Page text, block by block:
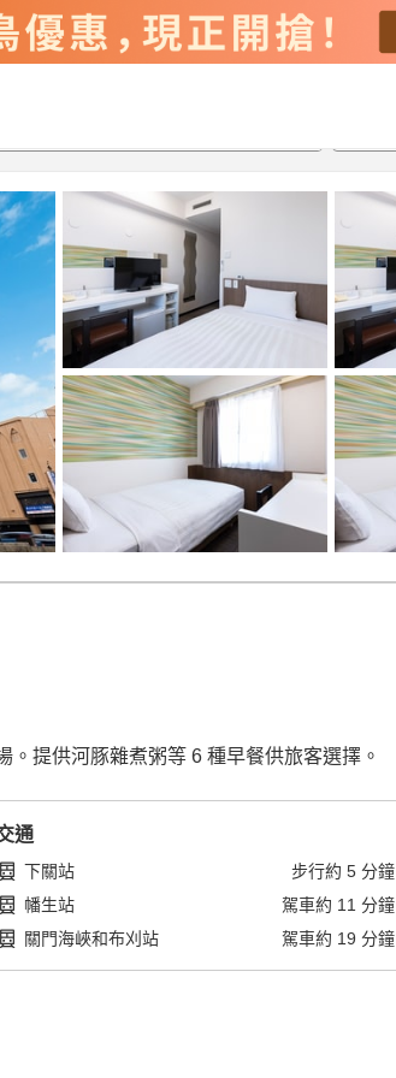
提供河豚雜煮粥等 6 種早餐供旅客選擇。
通
下關站 步行約 5分鐘
幡生站
駕車約 11 分鐘
關門海峽和布刈站
駕車約 19 分鐘